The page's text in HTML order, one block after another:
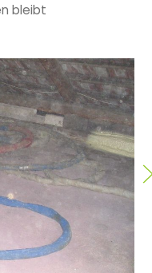
bleibt